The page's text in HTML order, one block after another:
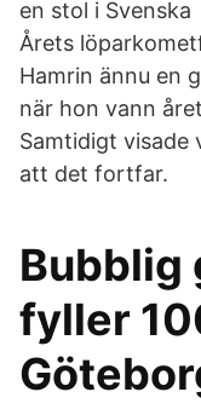
en stol i Svenska
Årets
Hamrin ännu en
när hon vann
Samtidigt visade
att det fortfar.
Bubblig
fyller